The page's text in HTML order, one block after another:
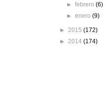
►febrero(6)
►enero(9)
► 2015 (172)
► 2014 (174)